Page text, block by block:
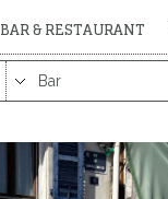
BAR & RESTAURANT